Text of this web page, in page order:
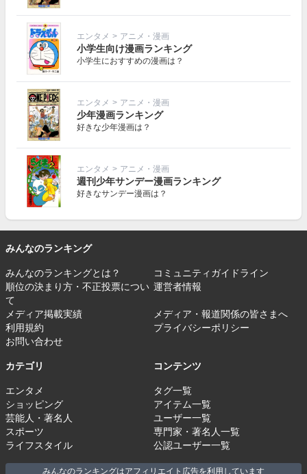
エンタメ > アニメ・漫画
小学生向け漫画ランキング
小学生におすすめの漫画は？
エンタメ > アニメ・漫画
少年漫画ランキング
好きな少年漫画は？
エンタメ > アニメ・漫画
週刊少年サンデー漫画ランキング
好きなサンデー漫画は？
みんなのランキング
みんなのランキングとは？
コミュニティガイドライン
順位の決まり方・不正投票につい
て
運営者情報
メディア掲載実績
メディア・報道関係の皆さまへ
利用規約
プライバシーポリシー
お問い合わせ
カテゴリ
エンタメ
ショッピング
芸能人・著名人
スポーツ
ライフスタイル
コンテンツ
タグ一覧
アイテム一覧
ユーザー一覧
専門家・著名人一覧
公認ユーザー一覧
みんなのランキングはアフィリエイト広告を利用しています